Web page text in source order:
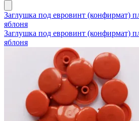
Заглушка под евровинт (конфирмат)
яблоня
Заглушка под евровинт (конфирмат)
яблоня